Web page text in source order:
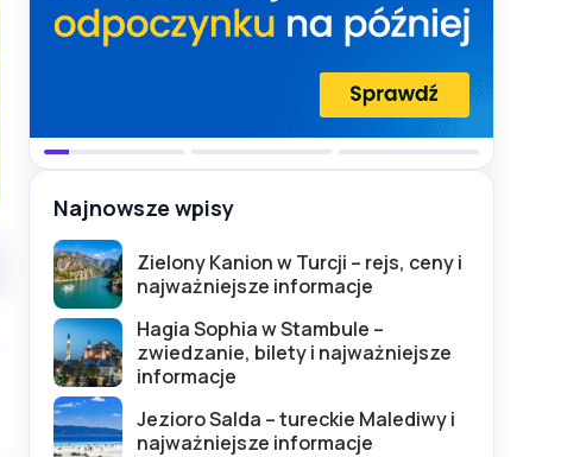
Najnowsze wpisy
Zielony Kanion w Turcji – rejs, ceny i
najważniejsze informacje
Hagia Sophia w Stambule –
zwiedzanie, bilety i najważniejsze
informacje
Jezioro Salda – tureckie Malediwy i
najważniejsze informacje